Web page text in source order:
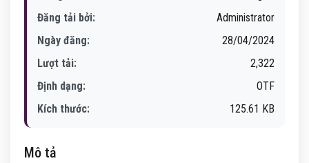
Đăng tải bởi:
Administrator
Ngày đăng:
28/04/2024
Lượt tải:
2,322
Định dạng:
OTF
Kích thước:
125.61 KB
Mô tả